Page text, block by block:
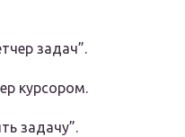
задач”.
курсором.
задачу”.